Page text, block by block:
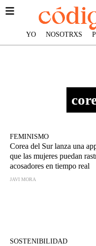
YO NOSOTRXS
FEMINISMO
Corea del Sur lanza una
que las mujeres puedan
acosadores en tiempo real
JAVI MORA
SOSTENIBILIDAD